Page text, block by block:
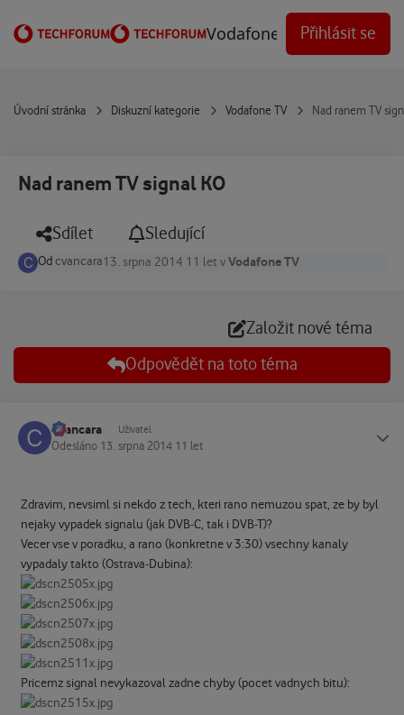
Vodafone Techforum
Přihlásit se
Úvodní stránka Diskuzní kategorie Vodafone TV Nad ranem TV
Nad ranem TV signal KO
Sdílet Sledující
Odcvancara13. srpna 2014 11 let vVodafone TV
Založit nové téma
Odpovědět na toto téma
cvancara Uživatel
Odesláno 13. srpna 2014 11 let
Zdravim, nevsiml si nekdo z tech, kteri rano nemuzou spat, ze by byl
nejaky vypadek signalu (jak DVB-C, tak i DVB-T)?
Vecer vse v poradku, a rano (konkretne v 3:30) vsechny kanaly
vypadaly takto (Ostrava-Dubina):
Pricemz signal nevykazoval zadne chyby (pocet vadnych bitu):